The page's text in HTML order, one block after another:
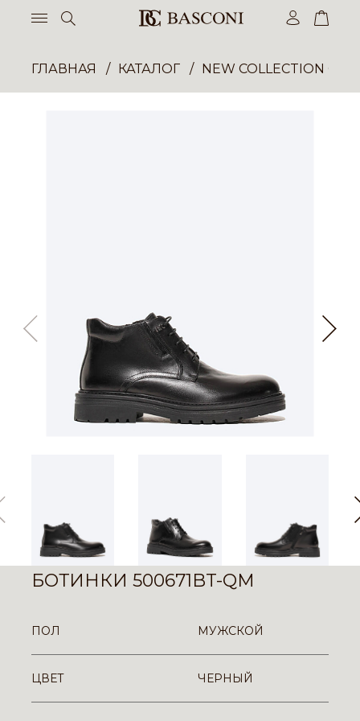
ГЛАВНАЯ КАТАЛОГ NEW COLLECTION
БОТИНКИ 500671BT-QM
ПОЛ МУЖСКОЙ
ЦВЕТ ЧЕРНЫЙ